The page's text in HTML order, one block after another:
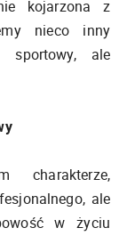
kojarzona z
nieco inny
sportowy, ale
charakterze,
ale
w życiu